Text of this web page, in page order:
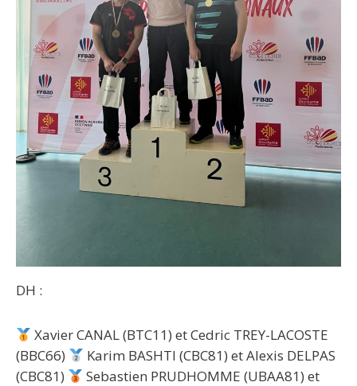
DH :
Xavier CANAL (BTC11) et Cedric TREY-LACOSTE
(BBC66)
Karim BASHTI (CBC81) et Alexis DELPAS
(CBC81)
Sebastien PRUDHOMME (UBAA81) et